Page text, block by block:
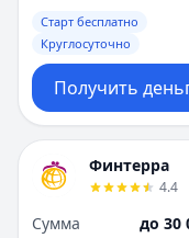
Старт бесплатно
Круглосуточно
Получить
Финтерра
4.4
Сумма
до 30